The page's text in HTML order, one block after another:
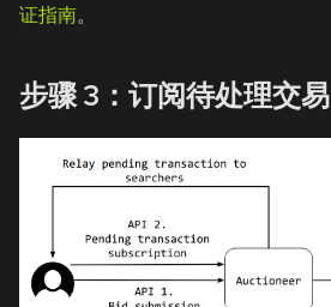
证指南。
步骤 3：订阅待处理交易